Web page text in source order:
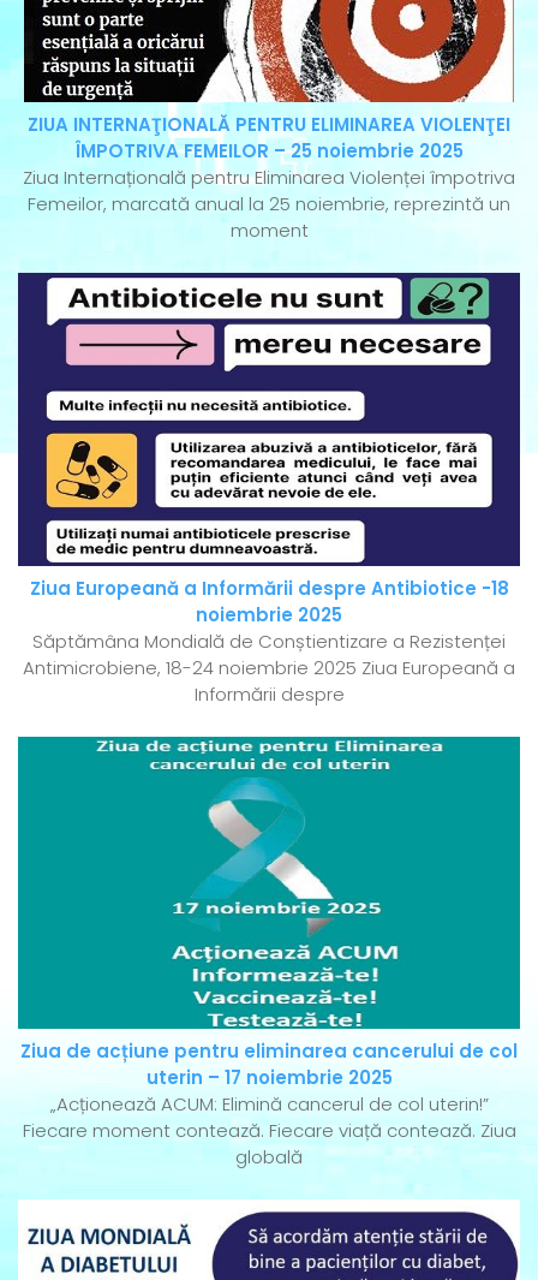
ZIUA INTERNAŢIONALĂ PENTRU ELIMINAREA VIOLENŢEI
ÎMPOTRIVA FEMEILOR – 25 noiembrie 2025
Ziua Internațională pentru Eliminarea Violenței împotriva
Femeilor, marcată anual la 25 noiembrie, reprezintă un
moment
Ziua Europeană a Informării despre Antibiotice -18
noiembrie 2025
Săptămâna Mondială de Conștientizare a Rezistenței
Antimicrobiene, 18-24 noiembrie 2025 Ziua Europeană a
Informării despre
Ziua de acțiune pentru eliminarea cancerului de col
uterin – 17 noiembrie 2025
„Acționează ACUM: Elimină cancerul de col uterin!”
Fiecare moment contează. Fiecare viață contează. Ziua
globală